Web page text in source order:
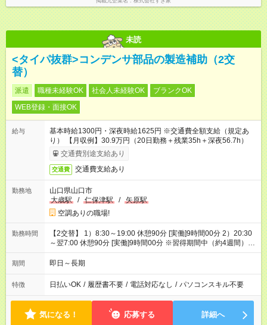
未読
<タイパ抜群>コンデンサ部品の製造補助（2交
替）
派遣 職種未経験OK 社会人未経験OK
ブランクOK
WEB登録・面接OK
給与
基本時給1300円・深夜時給1625円 ※交通費全額支給（規定あ
り） 【月収例】30.9万円（20日勤務＋残業35h＋深夜56.7h）
交通費別途支給あり
交通費 交通費支給あり
勤務地
山口県山口市
大歳駅
/ 仁保津駅 / 矢原駅
空調ありの職場!
勤務時間
【2交替】 1）8:30～19:00 休憩90分 [実働]9時間00分 2）20:30
～翌7:00 休憩90分 [実働]9時間00分 ※習得期間中（約4週間）は
日勤帯の勤務です
期間 即日～長期
特徴 日払いOK / 履歴書不要 / 電話対応なし / パソコンスキル不要
気になる！ 応募する 詳細へ